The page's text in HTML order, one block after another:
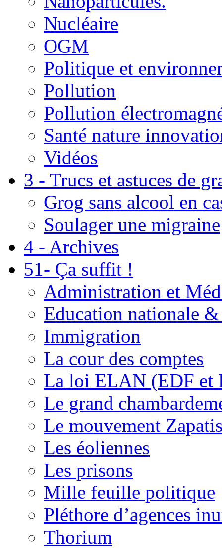
Nucléaire
OGM
Politique et
Pollution
Pollution
Santé nature
Vidéos
3 - Trucs et astuces de
Grog sans alcool en
Soulager une migraine
4 - Archives
51- Ça suffit !
Administration et
Education nationale
Immigration
La cour des comptes
La loi ELAN (EDF et
Le grand
Le mouvement
Les éoliennes
Les prisons
Mille feuille politique
Pléthore d’agences
Thorium